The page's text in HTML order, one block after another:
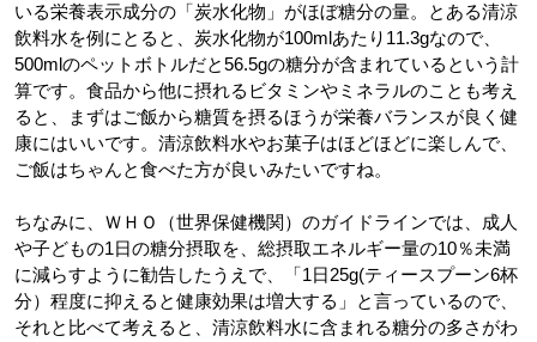
いる栄養表示成分の「炭水化物」がほぼ糖分の量。とある清涼
飲料水を例にとると、炭水化物が100mlあたり11.3gなので、
500mlのペットボトルだと56.5gの糖分が含まれているという計
算です。食品から他に摂れるビタミンやミネラルのことも考え
ると、まずはご飯から糖質を摂るほうが栄養バランスが良く健
康にはいいです。清涼飲料水やお菓子はほどほどに楽しんで、
ご飯はちゃんと食べた方が良いみたいですね。
ちなみに、ＷＨＯ（世界保健機関）のガイドラインでは、成人
や子どもの1日の糖分摂取を、総摂取エネルギー量の10％未満
に減らすように勧告したうえで、「1日25g(ティースプーン6杯
分）程度に抑えると健康効果は増大する」と言っているので、
それと比べて考えると、清涼飲料水に含まれる糖分の多さがわ